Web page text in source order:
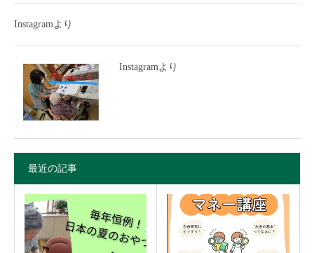
Instagramより
Instagramより
最近の記事